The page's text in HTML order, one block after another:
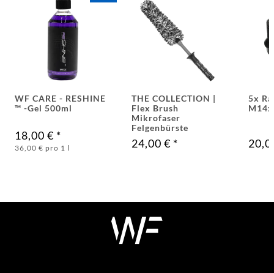
WF CARE - RESHINE
™ -Gel 500ml
18,00 € *
36,00 € pro 1 l
THE COLLECTION |
Flex Brush
Mikrofaser
Felgenbürste
24,00 € *
5x